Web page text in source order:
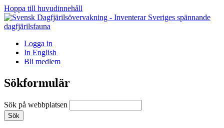
Hoppa till huvudinnehåll
Logga in
In English
Bli medlem
Sökformulär
Sök på webbplatsen